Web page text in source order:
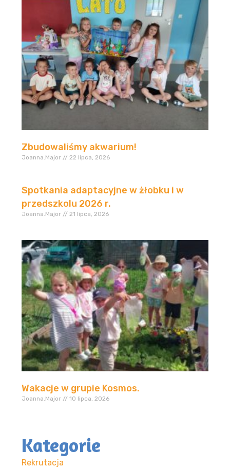
Zbudowaliśmy akwarium!
Joanna.Major 22 lipca, 2026
Spotkania adaptacyjne w żłobku i w
przedszkolu 2026 r.
Joanna.Major 21 lipca, 2026
Wakacje w grupie Kosmos.
Joanna.Major 10 lipca, 2026
Kategorie
Rekrutacja